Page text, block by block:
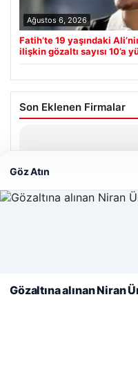
Ağustos 6, 2026
Fatih’te 19 yaşındaki
ilişkin gözaltı sayısı 10’a
Son Eklenen Firmalar
deneyiminizi
Reddet Kabul Et
Göz Atın
Gözaltına alınan Niran